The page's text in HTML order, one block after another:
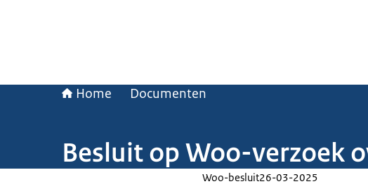
Home Documenten
Besluit op Woo-verzoek
Woo-besluit26-03-2025